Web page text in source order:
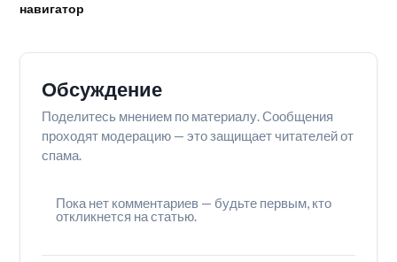
навигатор
Обсуждение
Поделитесь мнением по материалу. Сообщения
проходят модерацию — это защищает читателей от
спама.
Пока нет комментариев — будьте первым, кто
откликнется на статью.